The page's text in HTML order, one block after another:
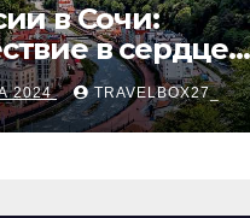
в Сочи:
в сердце
курорта
2024 TRAVELBOX27_